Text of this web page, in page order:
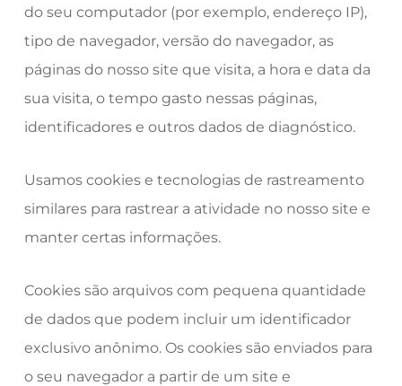
do seu computador (por exemplo, endereço IP),
tipo de navegador, versão do navegador, as
páginas do nosso site que visita, a hora e data da
sua visita, o tempo gasto nessas páginas,
identificadores e outros dados de diagnóstico.
Usamos cookies e tecnologias de rastreamento
similares para rastrear a atividade no nosso site e
manter certas informações.
Cookies são arquivos com pequena quantidade
de dados que podem incluir um identificador
exclusivo anônimo. Os cookies são enviados para
o seu navegador a partir de um site e